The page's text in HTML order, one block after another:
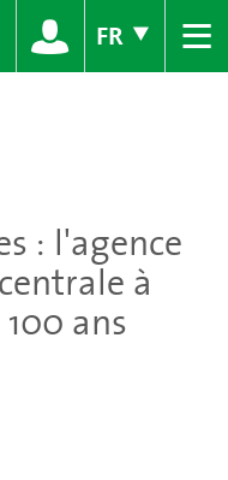
FR ≡
: l'agence
à
ans